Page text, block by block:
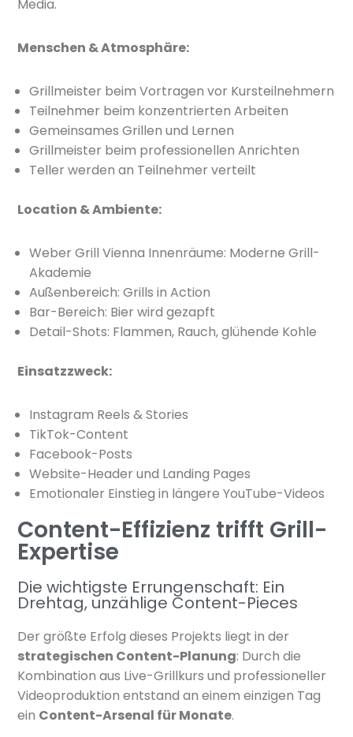
Media.
Menschen & Atmosphäre:
Grillmeister beim Vortragen vor Kursteilnehmern
Teilnehmer beim konzentrierten Arbeiten
Gemeinsames Grillen und Lernen
Grillmeister beim professionellen Anrichten
Teller werden an Teilnehmer verteilt
Location & Ambiente:
Weber Grill Vienna Innenräume: Moderne Grill-
Akademie
Außenbereich: Grills in Action
Bar-Bereich: Bier wird gezapft
Detail-Shots: Flammen, Rauch, glühende Kohle
Einsatzzweck:
Instagram Reels & Stories
TikTok-Content
Facebook-Posts
Website-Header und Landing Pages
Emotionaler Einstieg in längere YouTube-Videos
Content-Effizienz trifft Grill-
Expertise
Die wichtigste Errungenschaft: Ein
Drehtag, unzählige Content-Pieces
Der größte Erfolg dieses Projekts liegt in der
strategischen Content-Planung: Durch die
Kombination aus Live-Grillkurs und professioneller
Videoproduktion entstand an einem einzigen Tag
ein Content-Arsenal für Monate.